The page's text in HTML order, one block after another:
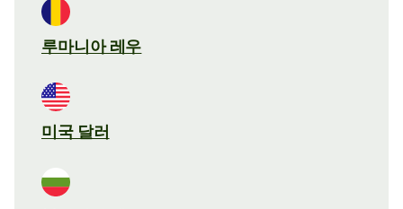
루마니아 레우
미국 달러